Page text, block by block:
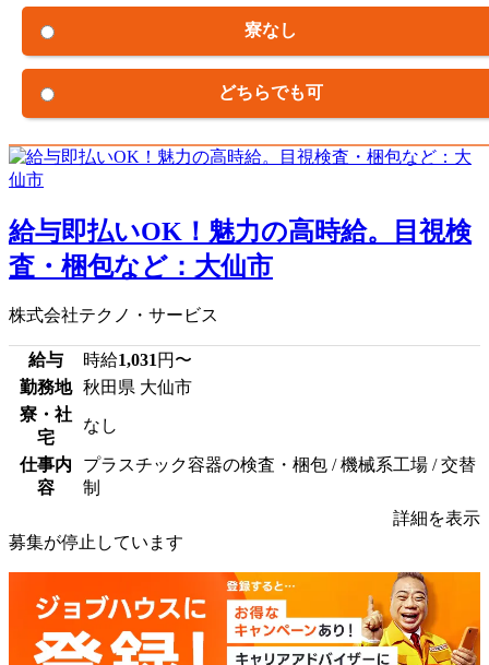
寮なし
どちらでも可
給与即払いOK！魅力の高時給。目視検
査・梱包など：大仙市
株式会社テクノ・サービス
給与 時給1,031円〜
勤務地
秋田県 大仙市
寮・社
宅
なし
仕事内
容
プラスチック容器の検査・梱包 / 機械系工場 / 交替
制
詳細を表示
募集が停止しています